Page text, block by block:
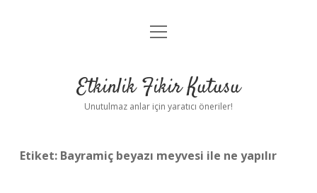
Anasayfa
Yasal Uyarı
menüyü
Etkinlik Fikir Kutusu
Unutulmaz anlar için yaratıcı öneriler!
Etiket: Bayramiç beyazı meyvesi ile ne yapılır